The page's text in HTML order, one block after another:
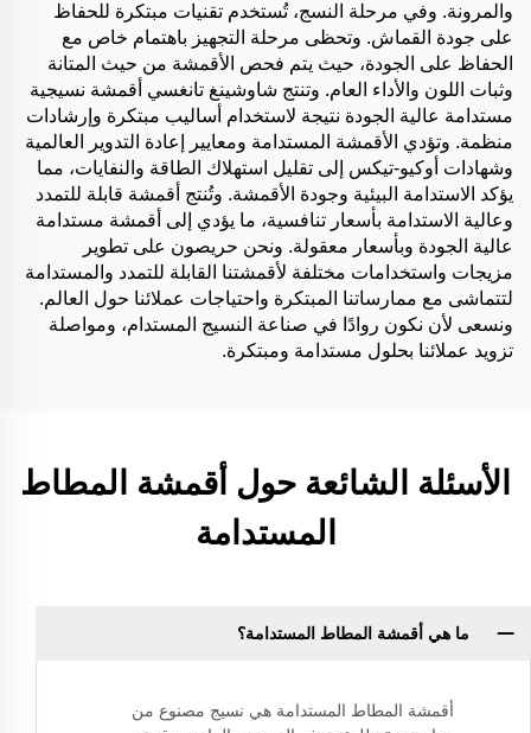
والمرونة. وفي مرحلة النسج، تُستخدم تقنيات مبتكرة للحفاظ
على جودة القماش. وتحظى مرحلة التجهيز باهتمام خاص مع
الحفاظ على الجودة، حيث يتم فحص الأقمشة من حيث المتانة
وثبات اللون والأداء العام. وتنتج شاوشينغ تانغسي أقمشة نسيجية
مستدامة عالية الجودة نتيجة لاستخدام أساليب مبتكرة وإرشادات
منظمة. وتؤدي الأقمشة المستدامة ومعايير إعادة التدوير العالمية
وشهادات أوكيو-تيكس إلى تقليل استهلاك الطاقة والنفايات، مما
يؤكد الاستدامة البيئية وجودة الأقمشة. وتُنتج أقمشة قابلة للتمدد
وعالية الاستدامة بأسعار تنافسية، ما يؤدي إلى أقمشة مستدامة
عالية الجودة وبأسعار معقولة. ونحن حريصون على تطوير
مزيجات واستخدامات مختلفة لأقمشتنا القابلة للتمدد والمستدامة
لتتماشى مع ممارساتنا المبتكرة واحتياجات عملائنا حول العالم.
ونسعى لأن نكون روادًا في صناعة النسيج المستدام، ومواصلة
تزويد عملائنا بحلول مستدامة ومبتكرة.
الأسئلة الشائعة حول أقمشة المطاط
المستدامة
ما هي أقمشة المطاط المستدامة؟
أقمشة المطاط المستدامة هي نسيج مصنوع من